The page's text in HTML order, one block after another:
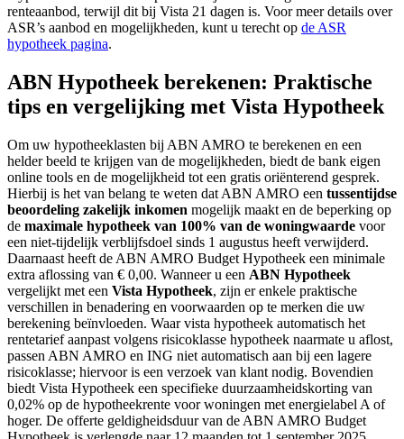
renteaanbod, terwijl dit bij Vista 21 dagen is. Voor meer details over
ASR’s aanbod en mogelijkheden, kunt u terecht op de ASR
hypotheek pagina.
ABN Hypotheek berekenen: Praktische
tips en vergelijking met Vista Hypotheek
Om uw hypotheeklasten bij ABN AMRO te berekenen en een
helder beeld te krijgen van de mogelijkheden, biedt de bank eigen
online tools en de mogelijkheid tot een gratis oriënterend gesprek.
Hierbij is het van belang te weten dat ABN AMRO een tussentijdse
beoordeling zakelijk inkomen mogelijk maakt en de beperking op
de maximale hypotheek van 100% van de woningwaarde voor
een niet-tijdelijk verblijfsdoel sinds 1 augustus heeft verwijderd.
Daarnaast heeft de ABN AMRO Budget Hypotheek een minimale
extra aflossing van € 0,00. Wanneer u een ABN Hypotheek
vergelijkt met een Vista Hypotheek, zijn er enkele praktische
verschillen in benadering en voorwaarden op te merken die uw
berekening beïnvloeden. Waar vista hypotheek automatisch het
rentetarief aanpast volgens risicoklasse hypotheek naarmate u aflost,
passen ABN AMRO en ING niet automatisch aan bij een lagere
risicoklasse; hiervoor is een verzoek van klant nodig. Bovendien
biedt Vista Hypotheek een specifieke duurzaamheidskorting van
0,02% op de hypotheekrente voor woningen met energielabel A of
hoger. De offerte geldigheidsduur van de ABN AMRO Budget